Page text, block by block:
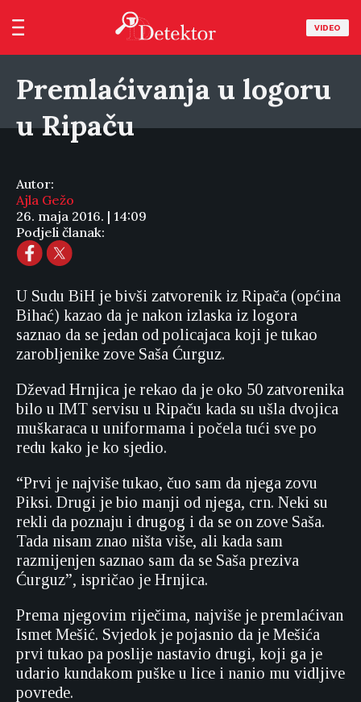
VIDEO
Premlaćivanja u logoru
u Ripaču
Autor:
Ajla Gežo
26. maja 2016. | 14:09
Podjeli članak:
U Sudu BiH je bivši zatvorenik iz Ripača (općina
Bihać) kazao da je nakon izlaska iz logora
saznao da se jedan od policajaca koji je tukao
zarobljenike zove Saša Ćurguz.
Dževad Hrnjica je rekao da je oko 50 zatvorenika
bilo u IMT servisu u Ripaču kada su ušla dvojica
muškaraca u uniformama i počela tući sve po
redu kako je ko sjedio.
“Prvi je najviše tukao, čuo sam da njega zovu
Piksi. Drugi je bio manji od njega, crn. Neki su
rekli da poznaju i drugog i da se on zove Saša.
Tada nisam znao ništa više, ali kada sam
razmijenjen saznao sam da se Saša preziva
Ćurguz”, ispričao je Hrnjica.
Prema njegovim riječima, najviše je premlaćivan
Ismet Mešić. Svjedok je pojasnio da je Mešića
prvi tukao pa poslije nastavio drugi, koji ga je
udario kundakom puške u lice i nanio mu vidljive
povrede.